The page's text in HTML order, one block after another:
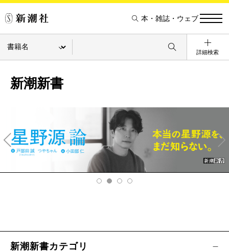
本・雑誌・ウェブ
詳細検索
新潮新書
v
Ne
xt
新潮新書カテゴリ